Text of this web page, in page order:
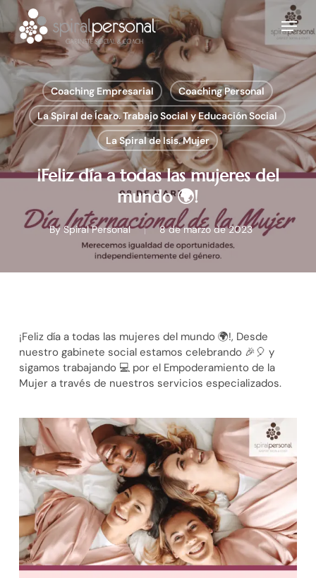
Skip
to
main
content
Menu
Coaching Empresarial
Coaching Personal
La Spiral de Ícaro. Trabajo Social y Educación Social
La Spiral de Isis. Mujer
¡Feliz día a todas las mujeres del
mundo 🌍!
By Spiral Personal 8 de marzo de 2023
¡Feliz día a todas las mujeres del mundo 🌍!, Desde
nuestro gabinete social estamos celebrando 🎉🎈 y
sigamos trabajando 💻 por el Empoderamiento de la
Mujer a través de nuestros servicios especializados.